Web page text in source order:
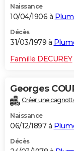
Naissance
10/04/1906 à
Décès
31/03/1979 à
Famille DECUREY
Georges
Créer une
Naissance
06/12/1897 à
Décès